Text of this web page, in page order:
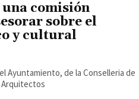
una comisión
sobre el
y cultural
Ayuntamiento, de la Conselleria de
Arquitectos